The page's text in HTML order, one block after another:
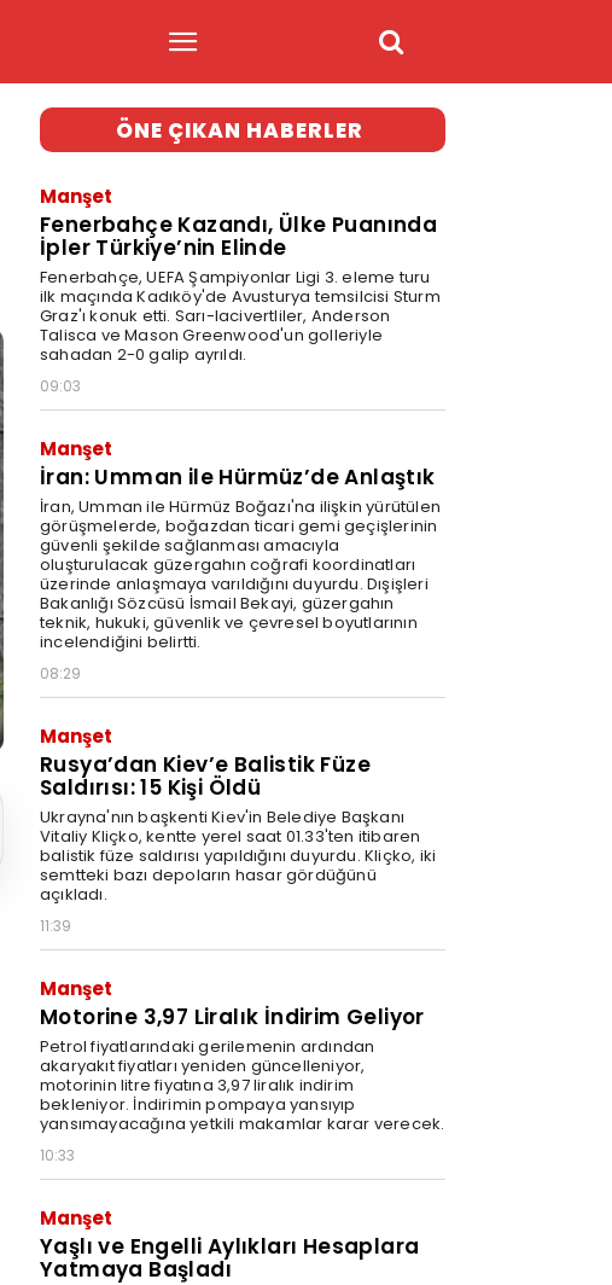
ÖNE ÇIKAN HABERLER
Manşet
Fenerbahçe Kazandı, Ülke Puanında
İpler Türkiye’nin Elinde
Fenerbahçe, UEFA Şampiyonlar Ligi 3. eleme turu
ilk maçında Kadıköy'de Avusturya temsilcisi Sturm
Graz'ı konuk etti. Sarı-lacivertliler, Anderson
Talisca ve Mason Greenwood'un golleriyle
sahadan 2-0 galip ayrıldı.
09:03
Manşet
İran: Umman ile Hürmüz’de Anlaştık
İran, Umman ile Hürmüz Boğazı'na ilişkin yürütülen
görüşmelerde, boğazdan ticari gemi geçişlerinin
güvenli şekilde sağlanması amacıyla
oluşturulacak güzergahın coğrafi koordinatları
üzerinde anlaşmaya varıldığını duyurdu. Dışişleri
Bakanlığı Sözcüsü İsmail Bekayi, güzergahın
teknik, hukuki, güvenlik ve çevresel boyutlarının
incelendiğini belirtti.
08:29
Manşet
Rusya’dan Kiev’e Balistik Füze
Saldırısı: 15 Kişi Öldü
Ukrayna'nın başkenti Kiev'in Belediye Başkanı
Vitaliy Kliçko, kentte yerel saat 01.33'ten itibaren
balistik füze saldırısı yapıldığını duyurdu. Kliçko, iki
semtteki bazı depoların hasar gördüğünü
açıkladı.
11:39
Manşet
Motorine 3,97 Liralık İndirim Geliyor
Petrol fiyatlarındaki gerilemenin ardından
akaryakıt fiyatları yeniden güncelleniyor,
motorinin litre fiyatına 3,97 liralık indirim
bekleniyor. İndirimin pompaya yansıyıp
yansımayacağına yetkili makamlar karar verecek.
10:33
Manşet
Yaşlı ve Engelli Aylıkları Hesaplara
Yatmaya Başladı